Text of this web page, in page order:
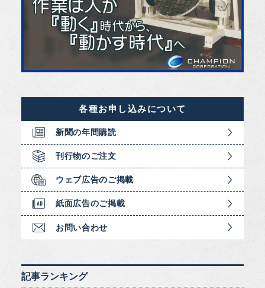
各種お申し込みについて
新聞の年間購読
刊行物のご注文
ウェブ広告のご掲載
紙面広告のご掲載
お問い合わせ
記事ランキング